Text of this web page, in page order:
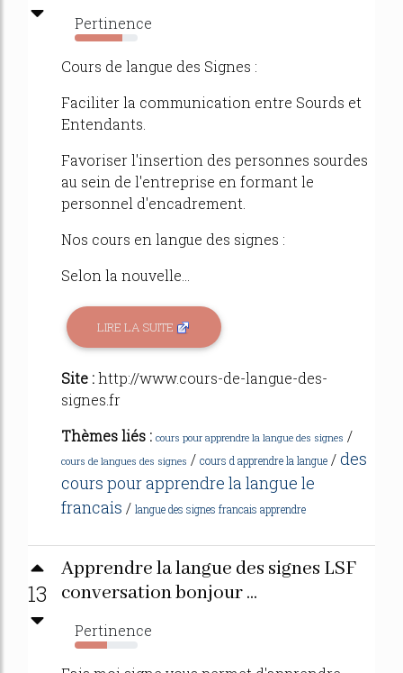
Pertinence
75%
Cours de langue des Signes :
Faciliter la communication entre Sourds et
Entendants.
Favoriser l'insertion des personnes sourdes
au sein de l'entreprise en formant le
personnel d'encadrement.
Nos cours en langue des signes :
Selon la nouvelle...
LIRE LA SUITE
Site :http://www.cours-de-langue-des-
signes.fr
Thèmes liés : cours pour apprendre la langue des signes /
cours de langues des signes / cours d apprendre la langue /des
cours pour apprendre la langue le
francais / langue des signes francais apprendre
13
Apprendre la langue des signes LSF
conversation bonjour ...
Pertinence
51%